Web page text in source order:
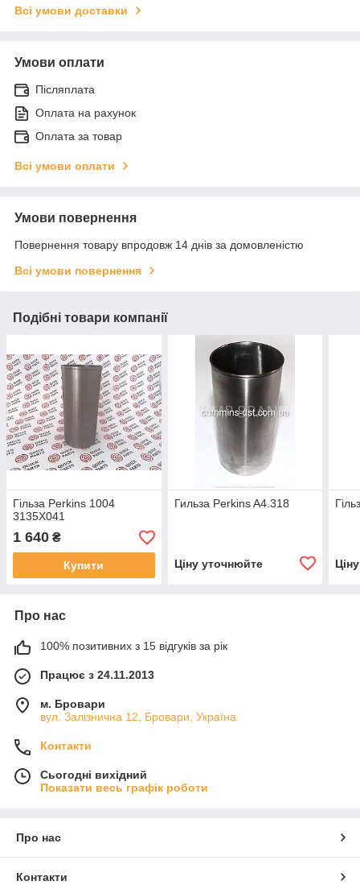
Всі умови доставки
Умови оплати
Післяплата
Оплата на рахунок
Оплата за товар
Всі умови оплати
Умови повернення
Повернення товару впродовж 14 днів за домовленістю
Всі умови повернення
Подібні товари компанії
Гільза Perkins 1004
3135X041
1 640 ₴
Купити
Гильза Perkins A4.318
Ціну уточнюйте
Про нас
100% позитивних з 15 відгуків за рік
Працює з 24.11.2013
м. Бровари
вул. Залізнична 12, Бровари, Україна
Контакти
Сьогодні вихідний
Показати весь графік роботи
Про нас
Контакти